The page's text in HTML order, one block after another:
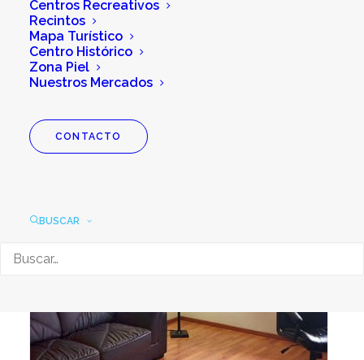
Centros Recreativos
Recintos
Mapa Turístico
Centro Histórico
Zona Piel
Nuestros Mercados
CONTACTO
BUSCAR